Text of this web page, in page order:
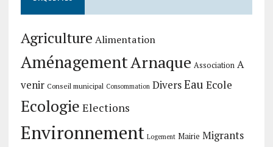
Agriculture Alimentation
AménagementArnaque Association A
venir Conseil municipal Consommation DiversEau Ecole
Ecologie Elections
Environnement Logement Mairie Migrants